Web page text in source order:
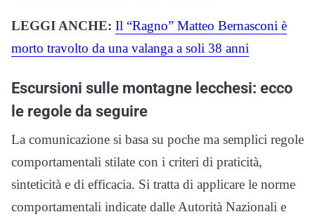
LEGGI ANCHE: Il “Ragno” Matteo Bernasconi è
morto travolto da una valanga a soli 38 anni
Escursioni sulle montagne lecchesi: ecco
le regole da seguire
La comunicazione si basa su poche ma semplici regole
comportamentali stilate con i criteri di praticità,
sinteticità e di efficacia. Si tratta di applicare le norme
comportamentali indicate dalle Autorità Nazionali e